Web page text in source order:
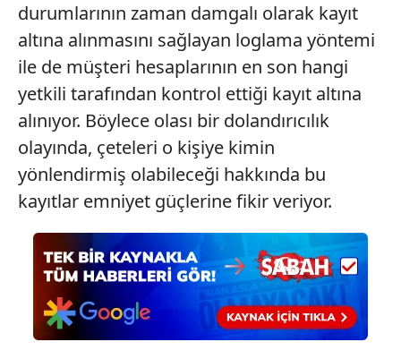
durumlarının zaman damgalı olarak kayıt
altına alınmasını sağlayan loglama yöntemi
ile de müşteri hesaplarının en son hangi
yetkili tarafından kontrol ettiği kayıt altına
alınıyor. Böylece olası bir dolandırıcılık
olayında, çeteleri o kişiye kimin
yönlendirmiş olabileceği hakkında bu
kayıtlar emniyet güçlerine fikir veriyor.